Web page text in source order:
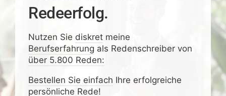
Redeerfolg.
Nutzen Sie diskretmeine
Berufserfahrung als Redenschreiber von
über 5.800 Reden:
Bestellen Sie einfach Ihre erfolgreiche
persönliche Rede!